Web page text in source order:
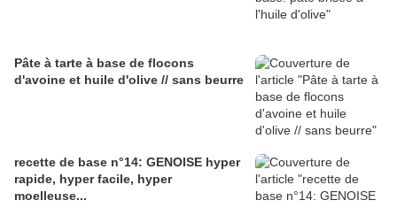
Pâte à tarte à base de flocons
d'avoine et huile d'olive // sans beurre
recette de base n°14: GENOISE hyper
rapide, hyper facile, hyper
moelleuse...